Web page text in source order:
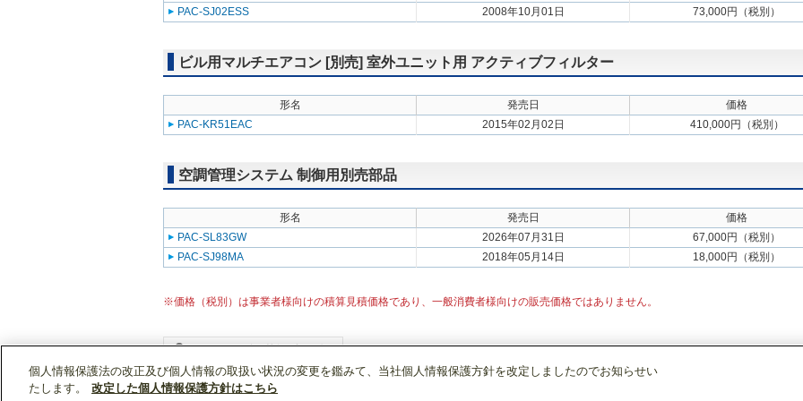
PAC-SJ02ESS
2008年10月01日 73,000円（税別）
ビル用マルチエアコン [別売] 室外ユニット用 アクティブフィルター
形名 発売日
価格
PAC-KR51EAC
2015年02月02日 410,000円（税別）
空調管理システム 制御用別売部品
形名 発売日
価格
PAC-SL83GW
2026年07月31日
67,000円（税別）
PAC-SJ98MA
2018年05月14日 18,000円（税別）
※価格（税別）は事業者様向けの積算見積価格であり、一般消費者様向けの販売価格ではありません。
WIN2Kトップ 製品情報
個人情報保護法の改正及び個人情報の取扱い状況の変更を鑑みて、当社個人情報保護方針を改定しましたのでお知らせい
たします。
改定した個人情報保護方針はこちら